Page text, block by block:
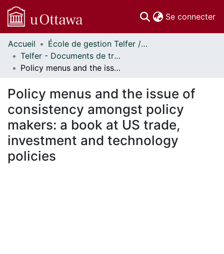
Se connecter
Communautés
et collections
Parcourir
À propos
Accueil
École de gestion Telfer // Telfer School of Management
Telfer - Documents de travail // Telfer - Working Papers
Policy menus and the issue of consistency amongst policy makers: a book at US trade, investment and technology policies
Policy menus and the issue of
consistency amongst policy
makers: a book at US trade,
investment and technology
policies